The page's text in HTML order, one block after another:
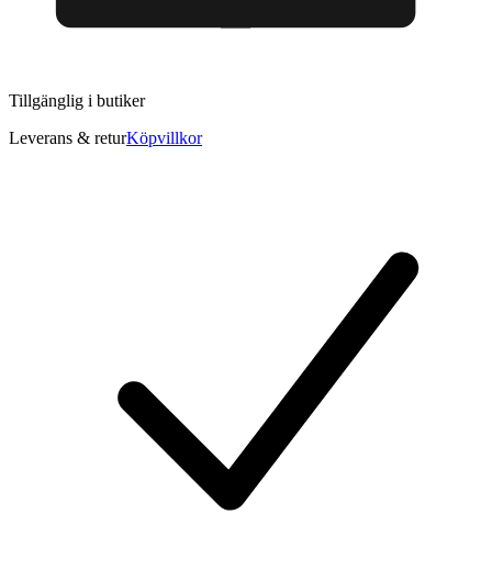
Tillgänglig i butiker
Leverans & returKöpvillkor